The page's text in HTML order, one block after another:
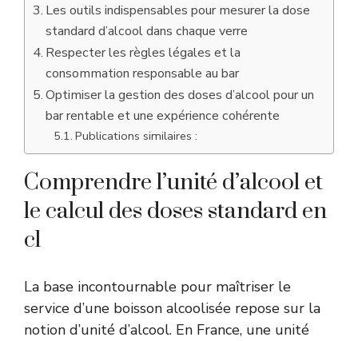
Les outils indispensables pour mesurer la dose
standard d’alcool dans chaque verre
Respecter les règles légales et la
consommation responsable au bar
Optimiser la gestion des doses d’alcool pour un
bar rentable et une expérience cohérente
Publications similaires :
Comprendre l’unité d’alcool et
le calcul des doses standard en
cl
La base incontournable pour maîtriser le
service d’une boisson alcoolisée repose sur la
notion d’unité d’alcool. En France, une unité